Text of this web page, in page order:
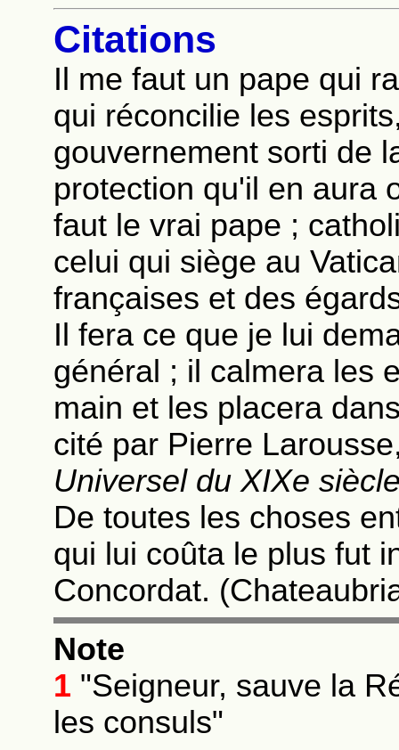
Citations
Il me faut un pape qui
qui réconcilie les
gouvernement sorti de
protection qu'il en aura
faut le vrai pape ;
celui qui siège au
françaises et des
Il fera ce que je lui
général ; il calmera les
main et les placera
cité par Pierre
Universel du XIXe
De toutes les choses
qui lui coûta le plus fut
Concordat.
Note
1 "Seigneur, sauve la
les consuls"